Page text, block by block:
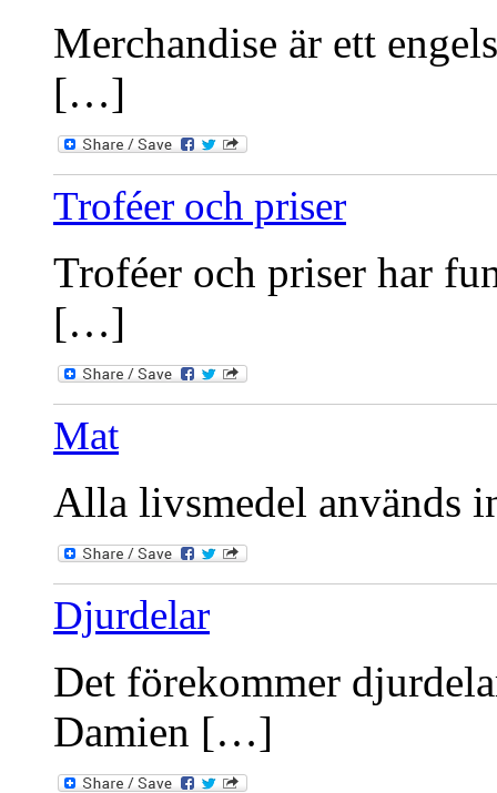
Merchandise är ett
[…]
Troféer och priser
Troféer och priser har
[…]
Mat
Alla livsmedel används
Djurdelar
Det förekommer
Damien […]